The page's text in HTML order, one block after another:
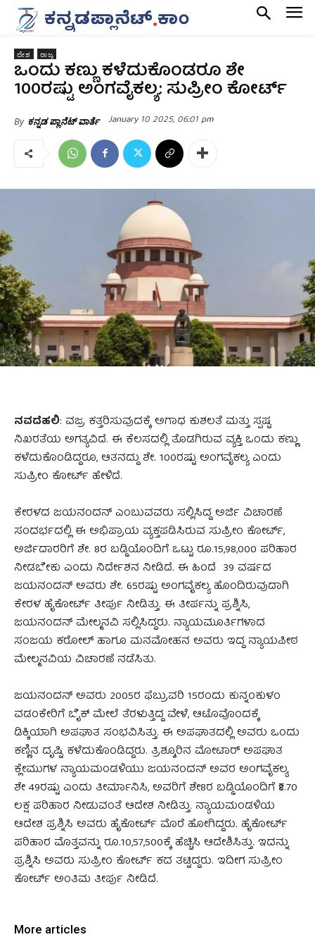
ದೇಶ ರಾಜ್ಯ
ಒಂದು ಕಣ್ಣು ಕಳೆದುಕೊಂಡರೂ ಶೇ
100ರಷ್ಟು ಅಂಗವೈಕಲ್ಯ: ಸುಪ್ರೀಂ ಕೋರ್ಟ್
By ಕನ್ನಡ ಪ್ಲಾನೆಟ್ ವಾರ್ತೆ January 10 2025, 06:01 pm
ನವದೆಹಲಿ: ವಜ್ರ ಕತ್ತರಿಸುವುದಕ್ಕೆ ಅಗಾಧ ಕುಶಲತೆ ಮತ್ತು ಸ್ಪಷ್ಟ
ನಿಖರತೆಯ ಅಗತ್ಯವಿದೆ. ಈ ಕೆಲಸದಲ್ಲಿ ತೊಡಗಿರುವ ವ್ಯಕ್ತಿ ಒಂದು ಕಣ್ಣು
ಕಳೆದುಕೊಂಡಿದ್ದರೂ, ಆತನದ್ದು ಶೇ. 100ರಷ್ಟು ಅಂಗವೈಕಲ್ಯ ಎಂದು
ಸುಪ್ರೀಂ ಕೋರ್ಟ್‌ ಹೇಳಿದೆ.
ಕೇರಳದ ಜಯನಂದನ್‌ ಎಂಬುವವರು ಸಲ್ಲಿಸಿದ್ದ ಅರ್ಜಿ ವಿಚಾರಣೆ
ಸಂದರ್ಭದಲ್ಲಿ ಈ ಅಭಿಪ್ರಾಯ ವ್ಯಕ್ತಪಡಿಸಿರುವ ಸುಪ್ರೀಂ ಕೋರ್ಟ್‌,
ಅರ್ಜಿದಾರರಿಗೆ ಶೇ. 8ರ ಬಡ್ಡಿಯೊಂದಿಗೆ ಒಟ್ಟು ರೂ.15,98,000 ಪರಿಹಾರ
ನೀಡಬೇಕು ಎಂದು ನಿರ್ದೇಶನ ನೀಡಿದೆ. ಈ ಹಿಂದೆ 39 ವರ್ಷದ
ಜಯನಂದನ್‌ ಅವರು ಶೇ. 65ರಷ್ಟು ಅಂಗವೈಕಲ್ಯ ಹೊಂದಿರುವುದಾಗಿ
ಕೇರಳ ಹೈಕೋರ್ಟ್‌ ತೀರ್ಪು ನೀಡಿತ್ತು. ಈ ತೀರ್ಪನ್ನು ಪ್ರಶ್ನಿಸಿ,
ಜಯನಂದನ್‌ ಮೇಲ್ಮನವಿ ಸಲ್ಲಿಸಿದ್ದರು. ನ್ಯಾಯಮೂರ್ತಿಗಳಾದ
ಸಂಜಯ ಕರೋಲ್‌ ಹಾಗೂ ಮನಮೋಹನ ಅವರು ಇದ್ದ ನ್ಯಾಯಪೀಠ
ಮೇಲ್ಮನವಿಯ ವಿಚಾರಣೆ ನಡೆಸಿತು.
ಜಯನಂದನ್ ಅವರು 2005ರ ಫೆಬ್ರುವರಿ 15ರಂದು ಕುನ್ನಂಕುಳಂ
ವಡಂಕೇರಿಗೆ ಬೈಕ್‌ ಮೇಲೆ ತೆರಳುತ್ತಿದ್ದ ವೇಳೆ, ಆಟೊವೊಂದಕ್ಕೆ
ಡಿಕ್ಕಿಯಾಗಿ ಅಪಘಾತ ಸಂಭವಿಸಿತ್ತು. ಈ ಅಪಘಾತದಲ್ಲಿ ಅವರು ಒಂದು
ಕಣ್ಣಿನ ದೃಷ್ಟಿ ಕಳೆದುಕೊಂಡಿದ್ದರು. ತ್ರಿಶ್ಶೂರಿನ ಮೋಟಾರ್ ಅಪಘಾತ
ಕ್ಲೇಮುಗಳ ನ್ಯಾಯಮಂಡಳಿಯು ಜಯನಂದನ್‌ ಅವರ ಅಂಗವೈಕಲ್ಯ
ಶೇ 49ರಷ್ಟು ಎಂದು ತೀರ್ಮಾನಿಸಿ, ಅವರಿಗೆ ಶೇ8ರ ಬಡ್ಡಿಯೊಂದಿಗೆ ₹8.70
ಲಕ್ಷ ಪರಿಹಾರ ನೀಡುವಂತೆ ಆದೇಶ ನೀಡಿತ್ತು. ನ್ಯಾಯಮಂಡಳಿಯ
ಆದೇಶ ಪ್ರಶ್ನಿಸಿ ಅವರು ಹೈಕೋರ್ಟ್‌ ಮೊರೆ ಹೋಗಿದ್ದರು. ಹೈಕೋರ್ಟ್‌
ಪರಿಹಾರ ಮೊತ್ತವನ್ನು ರೂ.10,57,500ಕ್ಕೆ ಹೆಚ್ಚಿಸಿ ಆದೇಶಿಸಿತ್ತು. ಇದನ್ನು
ಪ್ರಶ್ನಿಸಿ ಅವರು ಸುಪ್ರೀಂ ಕೋರ್ಟ್‌ ಕದ ತಟ್ಟಿದ್ದರು. ಇದೀಗ ಸುಪ್ರೀಂ
ಕೋರ್ಟ್‌ ಅಂತಿಮ ತೀರ್ಪು ನೀಡಿದೆ.
More articles